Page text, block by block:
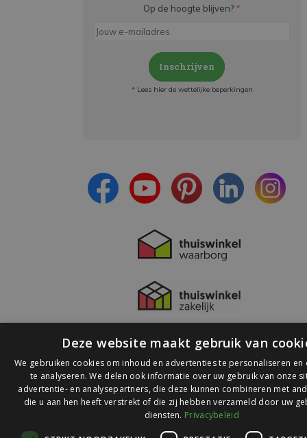
Op de hoogte blijven? *
Inschrijven
* Lees hier de wettelijke beperkingen
© 2026 Ledlichtdiscounter.nl
Deze website maakt gebruik van
We gebruiken cookies om inhoud en advertenties te personaliseren en
te analyseren. We delen ook informatie over uw gebruik van onze
advertentie- en analysepartners, die deze kunnen combineren met
die u aan hen heeft verstrekt of die zij hebben verzameld door uw
diensten. Privacybeleid